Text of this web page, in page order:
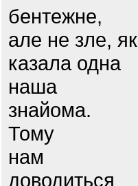
бентежне,
але не зле, як
казала одна
наша
знайома.
Тому
нам
доводиться